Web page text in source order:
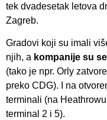
tek dvadesetak letova
Zagreb.
Gradovi koji su imali
njih, a kompanije su
(tako je npr. Orly
preko CDG). I na
terminali (na
terminal 2 i 5).